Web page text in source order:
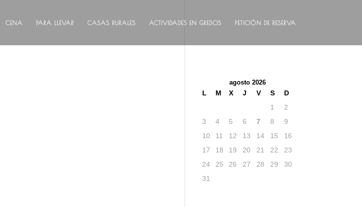
CENA PARA LLEVAR CASAS RURALES ACTIVIDADES EN GREDOS PETICIÓN DE RESERVA
agosto 2026
L M X J V S
D
1
2
3
4 5 6 7 8
9
10
11 12 13 14 15
16
17
18 19 20 21 22
23
24
25 26 27 28 29
30
31